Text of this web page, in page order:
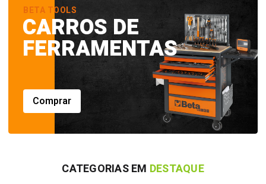
BETA TOOLS
CARROS DE
FERRAMENTAS
Comprar
CATEGORIAS EM DESTAQUE